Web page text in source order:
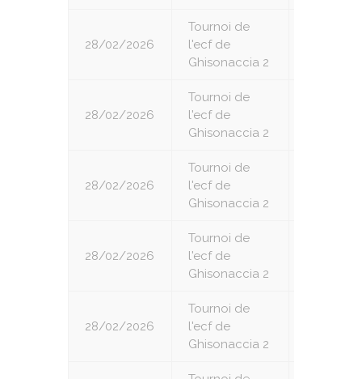
28/02/2026
Tournoi de
l'ecf de
Ghisonaccia 2
28/02/2026
Tournoi de
l'ecf de
Ghisonaccia 2
28/02/2026
Tournoi de
l'ecf de
Ghisonaccia 2
28/02/2026
Tournoi de
l'ecf de
Ghisonaccia 2
28/02/2026
Tournoi de
l'ecf de
Ghisonaccia 2